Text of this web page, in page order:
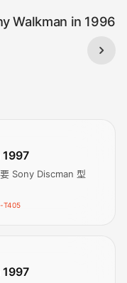
Walkman in 1996
Sony Discman 型
T405